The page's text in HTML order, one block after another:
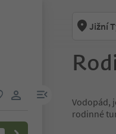
uživatelský odkaz
odkaz na menu
Jižní
Vodopád,
rodinné